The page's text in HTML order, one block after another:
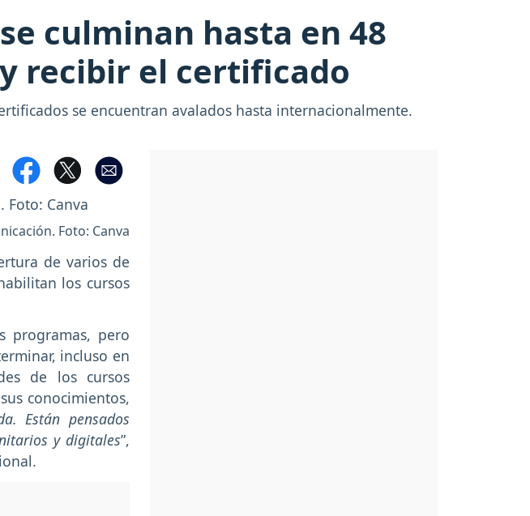
culminan hasta en 48
recibir el certificado
se encuentran avalados hasta internacionalmente.
Foto: Canva
de varios de
los cursos
programas, pero
incluso en
de los cursos
conocimientos,
Están pensados
y digitales”,